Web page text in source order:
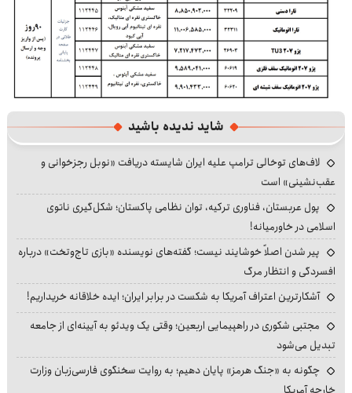
شاید ندیده باشید
لاف‌های توخالی ترامپ علیه ایران شایسته دریافت «نوبل رجزخوانی و
عقب‌نشینی» است
پول عربستان، فناوری ترکیه، توان نظامی پاکستان؛ شکل‌گیری ناتوی
اسلامی در خاورمیانه!
پیر شدن اصلاً خوشایند نیست؛ گفته‌های نویسنده «بازی تاج‌وتخت» درباره
افسردگی و انتظار مرگ
آشکارترین اعتراف آمریکا به شکست در برابر ایران؛ ایده خلاقانه خریداریم!
مجتبی شکوری در راهپیمایی اربعین؛ وقتی یک ویدئو به آیینه‌ای از جامعه
تبدیل می‌شود
چگونه به «جنگ هرمز» پایان دهیم؛ به روایت سخنگوی فارسی‌زبان وزارت